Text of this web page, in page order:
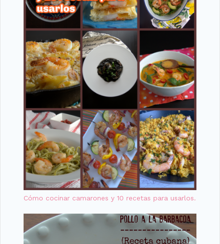
Cómo cocinar camarones y 10 recetas para usarlos.